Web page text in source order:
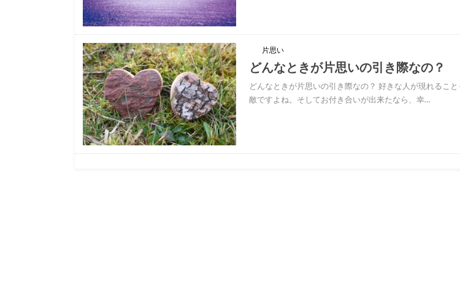
片思い
どんなときが片思いの引き際なの？
どんなときが片思いの引き際なの？ 好きな人が現れるこ
敵ですよね。そしてお付き合いが出来たなら、幸…